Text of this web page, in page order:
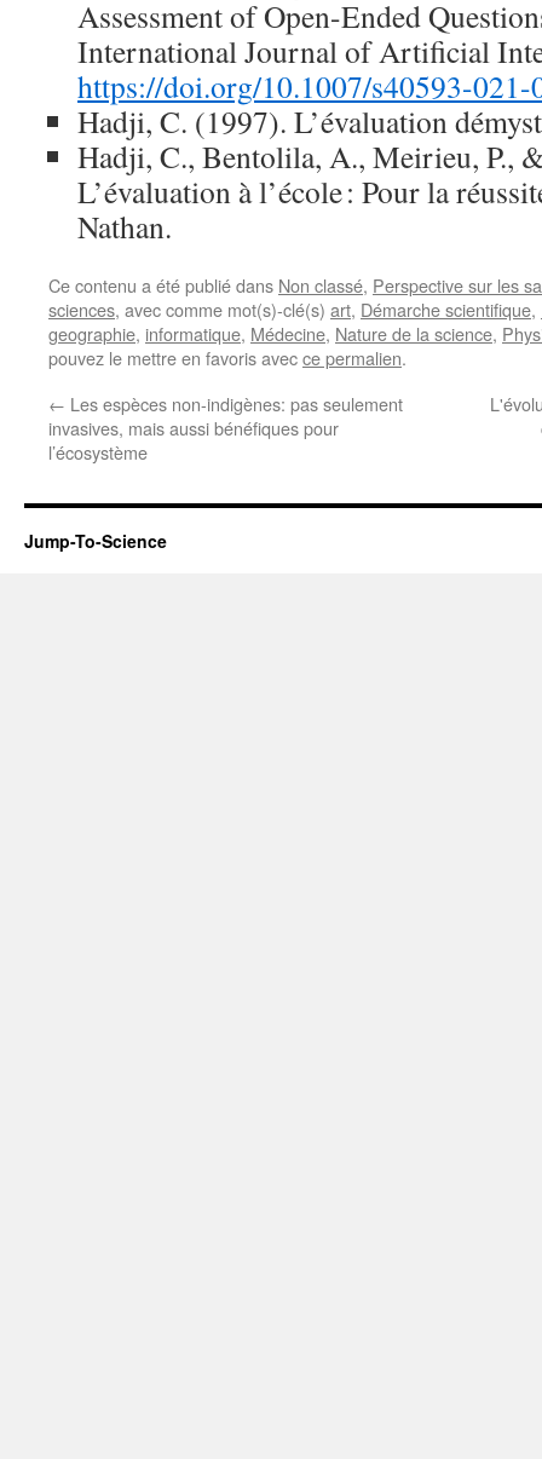
Assessment of Open-Ended
International Journal of Artificial
https://doi.org/10.1007/s40593-
Hadji, C. (1997). L’évaluation
Hadji, C., Bentolila, A., Meirieu, P.,
L’évaluation à l’école : Pour la
Nathan.
Ce contenu a été publié dans Non classé, Perspective sur les
sciences, avec comme mot(s)-clé(s) art, Démarche scientifique,
geographie, informatique, Médecine, Nature de la science,
pouvez le mettre en favoris avecce permalien.
← Les espèces non-indigènes: pas seulement
invasives, mais aussi bénéfiques pour
l’écosystème
Jump-To-Science